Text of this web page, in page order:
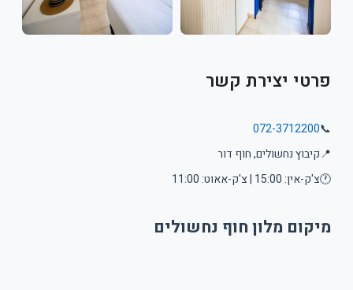
פרטי יצירת קשר
📞
072-3712200
📍קיבוץ נחשולים, חוף דור
🕐צ'ק-אין: 15:00 | צ'ק-אאוט: 11:00
מיקום מלון חוף נחשולים